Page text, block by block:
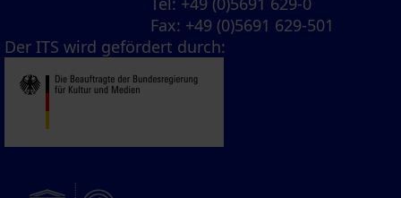
Fax: +49 (0)5691 629-501
Der ITS wird gefördert durch: